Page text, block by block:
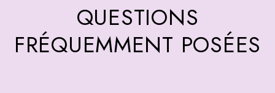
QUESTIONS
FRÉQUEMMENT POSÉES